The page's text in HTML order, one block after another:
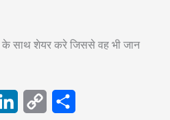
के साथ शेयर करे जिससे वह भी जान